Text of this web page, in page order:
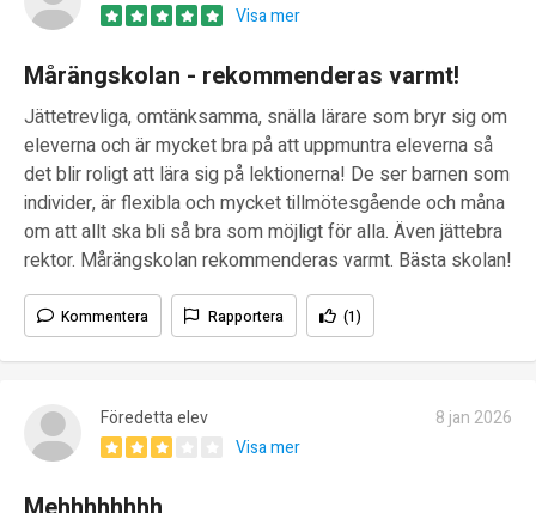
Visa mer
Mårängskolan - rekommenderas varmt!
Jättetrevliga, omtänksamma, snälla lärare som bryr sig om
eleverna och är mycket bra på att uppmuntra eleverna så
det blir roligt att lära sig på lektionerna! De ser barnen som
individer, är flexibla och mycket tillmötesgående och måna
om att allt ska bli så bra som möjligt för alla. Även jättebra
rektor. Mårängskolan rekommenderas varmt. Bästa skolan!
Kommentera Rapportera (1)
Föredetta elev
8 jan 2026
Visa mer